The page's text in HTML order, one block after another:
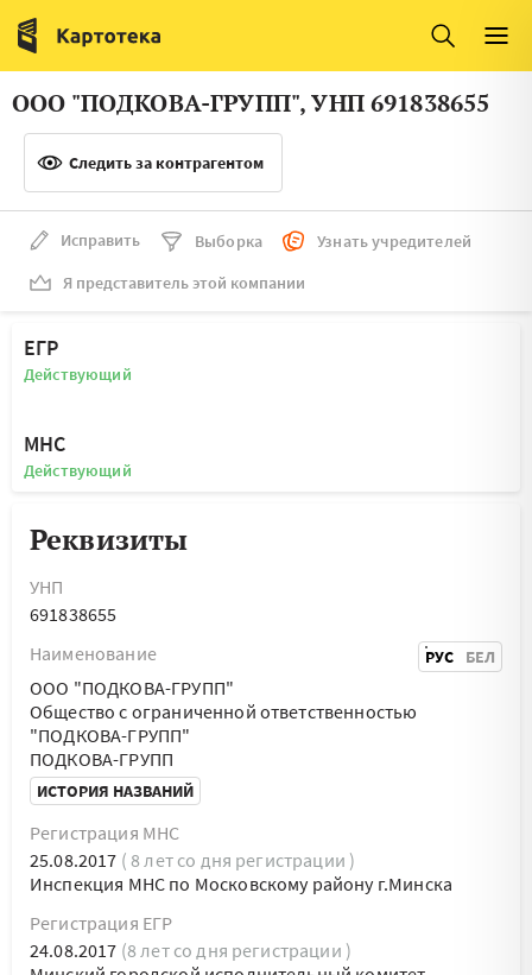
Италия
Люксембург
Литва
Нидерланды
ООО "ПОДКОВА-ГРУПП", УНП 691838655
Следить за контрагентом
Исправить Выборка
Узнать учредителей
Я представитель этой компании
ЕГР
Действующий
МНС
Действующий
Реквизиты
УНП
691838655
Наименование
РУС БЕЛ
ООО "ПОДКОВА-ГРУПП"
Общество с ограниченной ответственностью
"ПОДКОВА-ГРУПП"
ПОДКОВА-ГРУПП
ИСТОРИЯ НАЗВАНИЙ
Регистрация МНС
25.08.2017 ( 8 лет со дня регистрации )
Инспекция МНС по Московскому району г.Минска
Регистрация ЕГР
24.08.2017 (8 лет со дня регистрации )